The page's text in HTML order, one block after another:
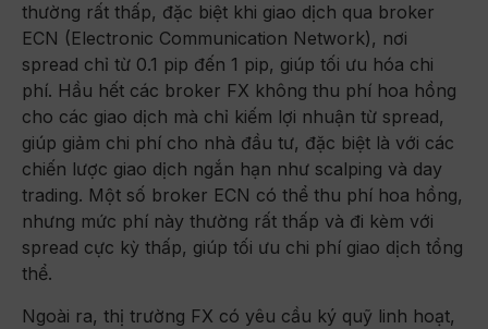
thường rất thấp, đặc biệt khi giao dịch qua broker
ECN (Electronic Communication Network), nơi
spread chỉ từ 0.1 pip đến 1 pip, giúp tối ưu hóa chi
phí. Hầu hết các broker FX không thu phí hoa hồng
cho các giao dịch mà chỉ kiếm lợi nhuận từ spread,
giúp giảm chi phí cho nhà đầu tư, đặc biệt là với các
chiến lược giao dịch ngắn hạn như scalping và day
trading. Một số broker ECN có thể thu phí hoa hồng,
nhưng mức phí này thường rất thấp và đi kèm với
spread cực kỳ thấp, giúp tối ưu chi phí giao dịch tổng
thể.
Ngoài ra, thị trường FX có yêu cầu ký quỹ linh hoạt,